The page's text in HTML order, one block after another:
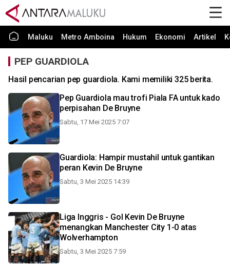
Maluku Metro Amboina Hukum Ekonomi Artikel
PEP GUARDIOLA
Hasil pencarian pep guardiola. Kami memiliki 325 berita.
Pep Guardiola mau trofi Piala FA untuk kado
perpisahan De Bruyne
Sabtu, 17 Mei 2025 7:07
Guardiola: Hampir mustahil untuk gantikan
peran Kevin De Bruyne
Sabtu, 3 Mei 2025 14:39
Liga Inggris - Gol Kevin De Bruyne
menangkan Manchester City 1-0 atas
Wolverhampton
Sabtu, 3 Mei 2025 7:59